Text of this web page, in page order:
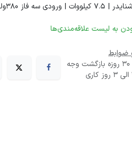
| ورودی سه فاز 380ولت
ضوابط